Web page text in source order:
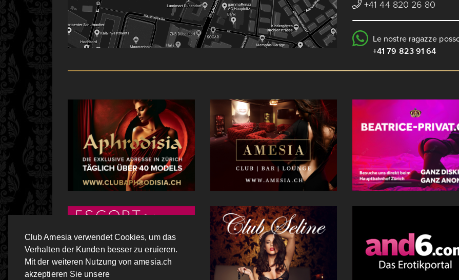
Club Amesia verwendet Cookies, um das
Verhalten der Kunden besser zu eruieren.
Mit der weiteren Nutzung von amesia.ch
akzeptieren Sie unsere
+41 44 820 26 80
Le nostre ragazze
+41 79 823 91 64